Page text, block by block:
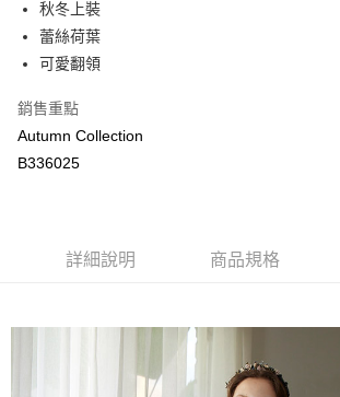
悠遊付
運送方式
付款後全家取貨
每筆NT$80，滿NT$2,000(含以上)免運費
每筆NT$80，滿NT$2,000(含以上)免運費
秋冬上裝
蕾絲荷葉
可愛翻領
銷售重點
Autumn Collection
B336025
詳細說明 商品規格